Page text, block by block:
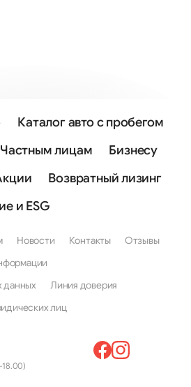
Каталог авто с пробегом
Частным лицам
Бизнесу
Возвратный лизинг
и ESG
Новости Контакты
Отзывы
данных
Линия доверия
лиц